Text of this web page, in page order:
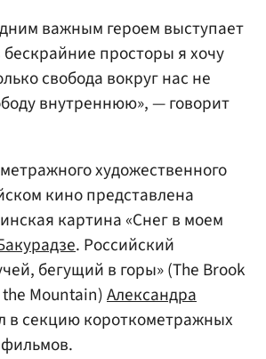
важным героем выступает
просторы я хочу
свобода вокруг нас не
внутреннюю», — говорит
художественного
кино представлена
картина «Снег в моем
. Российский
бегущий в горы» (The Brook
Mountain)Александра
в секцию короткометражных